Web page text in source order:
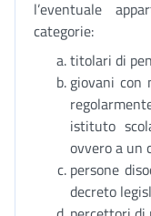
l’eventuale
categorie:
titolari di
giovani con
istituto
ovvero a un
persone
decreto